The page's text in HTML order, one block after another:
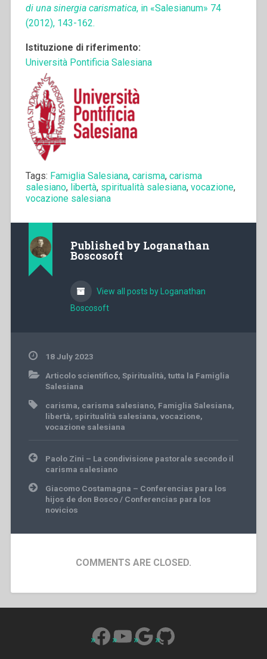
di una sinergia carismatica, in «Salesianum» 74
(2012), 143-162.
Istituzione di riferimento:
Università Pontificia Salesiana
Tags: Famiglia Salesiana, carisma, carisma
salesiano, libertà, spiritualità salesiana, vocazione,
vocazione salesiana
Published by Loganathan
Boscosoft
View all posts by Loganathan
Boscosoft
18 July 2023
Articolo scientifico, Spiritualità, tutta la Famiglia
Salesiana
carisma, carisma salesiano, Famiglia Salesiana,
libertà, spiritualità salesiana, vocazione,
vocazione salesiana
Post
navigation
Paolo Zini – La condivisione pastorale secondo il
carisma salesiano
Giacomo Costamagna – Conferencias para los
hijos de don Bosco / Conferencias para los
novicios
COMMENTS ARE CLOSED.
Facebook
YouTube
Google
GitHub